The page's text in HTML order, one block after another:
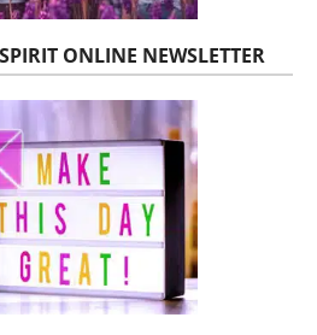
ONLINE NEWSLETTER